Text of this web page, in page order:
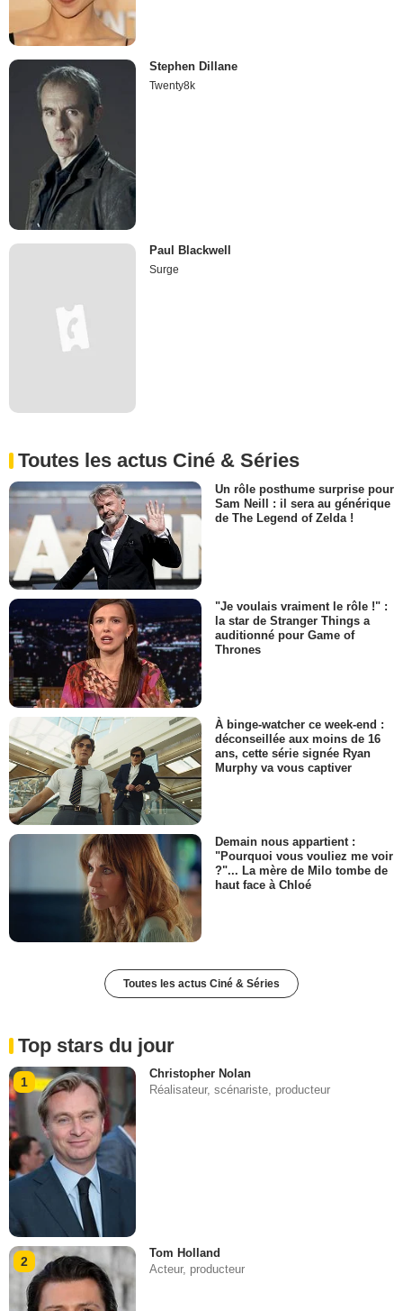
Stephen Dillane
Twenty8k
Paul Blackwell
Surge
Toutes les actus Ciné & Séries
Un rôle posthume surprise pour
Sam Neill : il sera au générique
de The Legend of Zelda !
"Je voulais vraiment le rôle !" :
la star de Stranger Things a
auditionné pour Game of
Thrones
À binge-watcher ce week-end :
déconseillée aux moins de 16
ans, cette série signée Ryan
Murphy va vous captiver
Demain nous appartient :
"Pourquoi vous vouliez me voir
?"... La mère de Milo tombe de
haut face à Chloé
Toutes les actus Ciné & Séries
Top stars du jour
1
Christopher Nolan
Réalisateur, scénariste, producteur
2
Tom Holland
Acteur, producteur